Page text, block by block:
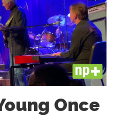
PLUS
Once